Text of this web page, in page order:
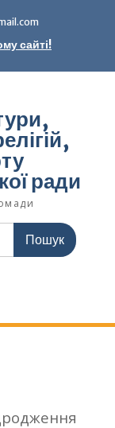
сайті!
ради